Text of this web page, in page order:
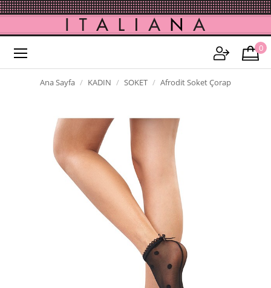
0
Ana Sayfa KADIN SOKET Afrodit Soket Çorap